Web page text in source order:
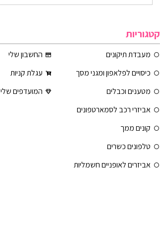
קטגוריות
מעבדת תיקונים
כיסויים לפלאפון ומגני מסך
מטענים וכבלים
אביזרי רכב לסמארטפונים
קונים ממך
טלפונים כשרים
אביזרים לאופניים חשמליות
החשבון שלי
עגלת קניות
המועדפים שלי